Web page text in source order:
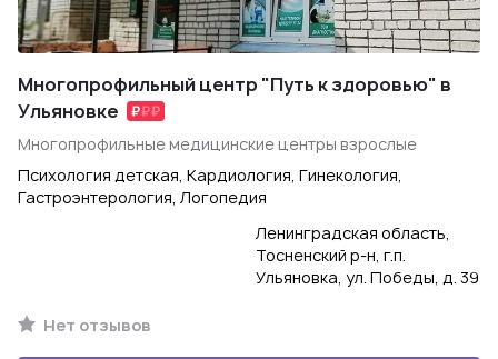
Многопрофильный центр "Путь к здоровью" в
Ульяновке
Многопрофильные медицинские центры взрослые
Психология детская, Кардиология, Гинекология,
Гастроэнтерология, Логопедия
Ленинградская область,
Тосненский р-н, г.п.
Ульяновка, ул. Победы, д. 39
Нет отзывов